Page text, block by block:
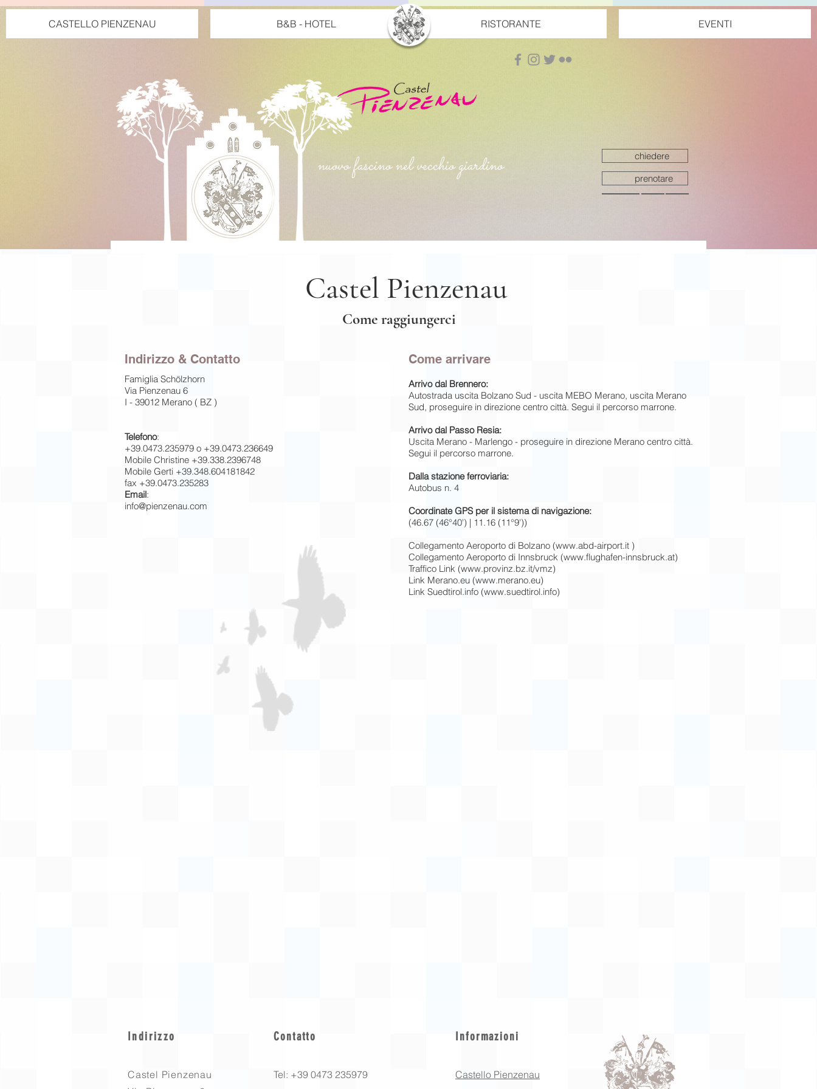
CASTELLO PIENZENAU B&B - HOTEL RISTORANTE EVENTI
Castel Pienzenau
Come raggiungerci
Indirizzo & Contatto
Famiglia Schölzhorn
Via Pienzenau 6
I - 39012 Merano ( BZ )
Telefono:
+39.0473.235979 o +39.0473.236649
Mobile Christine +39.338.2396748
Mobile Gerti +39.348.604181842
fax +39.0473.235283
Email:
info@pienzenau.com
Come arrivare
Arrivo dal Brennero:
Autostrada uscita Bolzano Sud - uscita MEBO Merano, uscita Merano
Sud, proseguire in direzione centro città. Segui il percorso marrone.
Arrivo dal Passo Resia:
Uscita Merano - Marlengo - proseguire in direzione Merano centro città.
Segui il percorso marrone.
Dalla stazione ferroviaria:
Autobus n. 4
Coordinate GPS per il sistema di navigazione:
(46.67 (46°40') | 11.16 (11°9'))
Collegamento Aeroporto di Bolzano (www.abd-airport.it )
Collegamento Aeroporto di Innsbruck (www.flughafen-innsbruck.at)
Traffico Link (www.provinz.bz.it/vmz)
Link Merano.eu (www.merano.eu)
Link Suedtirol.info (www.suedtirol.info)
nuovo fascino nel vecchio giardino
chiedere
prenotare
Indirizzo Contatto
Castel Pienzenau
Tel: +39 0473 235979
Informazioni
Castello Pienzenau